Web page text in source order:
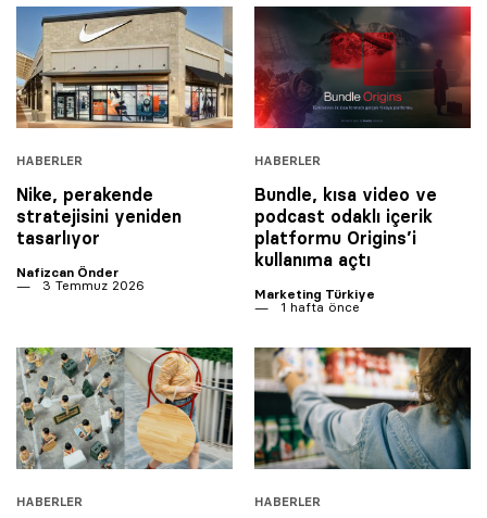
HABERLER
Nike, perakende
stratejisini yeniden
tasarlıyor
Nafizcan Önder
3 Temmuz 2026
HABERLER
Bundle, kısa video ve
podcast odaklı içerik
platformu Origins’i
kullanıma açtı
Marketing Türkiye
1 hafta önce
HABERLER HABERLER